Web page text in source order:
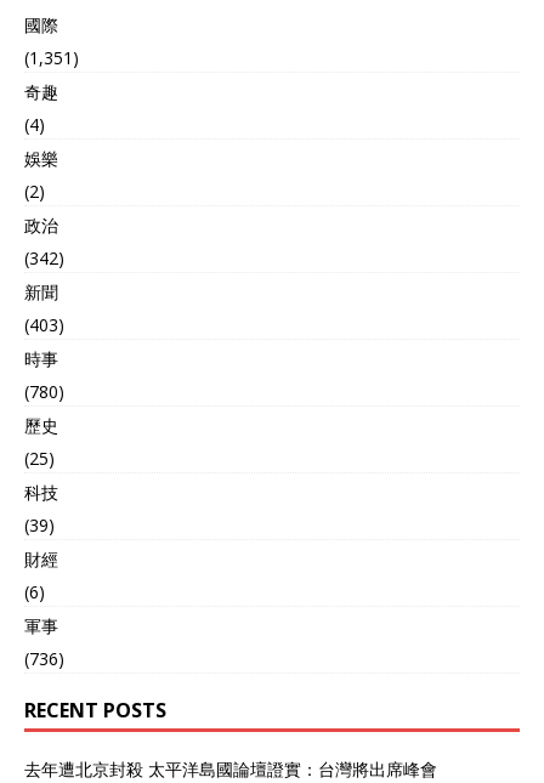
國際
(1,351)
奇趣
(4)
娛樂
(2)
政治
(342)
新聞
(403)
時事
(780)
歷史
(25)
科技
(39)
財經
(6)
軍事
(736)
RECENT POSTS
去年遭北京封殺 太平洋島國論壇證實：台灣將出席峰會